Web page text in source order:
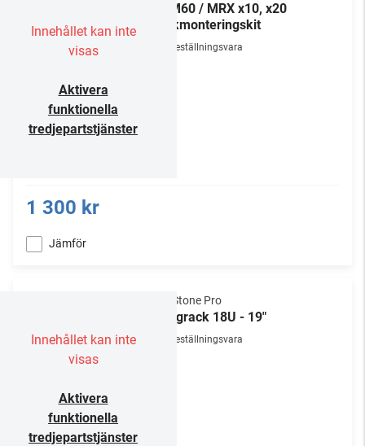
Innehållet kan inte
visas
Aktivera
funktionella
tredjepartstjänster
AVM60 / MRX x10, x20
rackmonteringskit
Beställningsvara
1 300 kr
Jämför
Innehållet kan inte
visas
Aktivera
funktionella
tredjepartstjänster
NorStone Pro
Väggrack 18U - 19"
Beställningsvara